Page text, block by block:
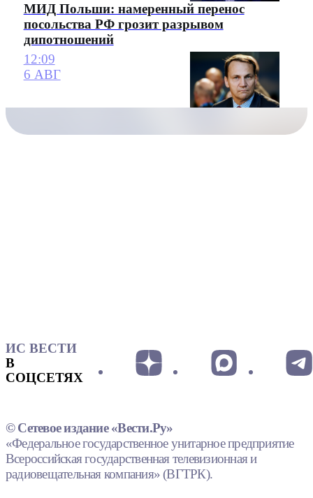
МИД Польши: намеренный перенос
посольства РФ грозит разрывом
дипотношений
12:09
6 АВГ
ИС ВЕСТИ
В
СОЦСЕТЯХ
© Сетевое издание «Вести.Ру»
«Федеральное государственное унитарное предприятие
Всероссийская государственная телевизионная и
радиовещательная компания» (ВГТРК).